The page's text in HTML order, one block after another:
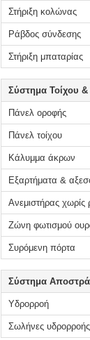
Στήριξη κολώνας
Ράβδος σύνδεσης
Στήριξη μπαταρίας
Σύστημα Τοίχου
Πάνελ οροφής
Πάνελ τοίχου
Κάλυμμα άκρων
Εξαρτήματα &
Ανεμιστήρας χωρίς
Ζώνη φωτισμού
Συρόμενη πόρτα
Σύστημα
Υδρορροή
Σωλήνες υδρορροής